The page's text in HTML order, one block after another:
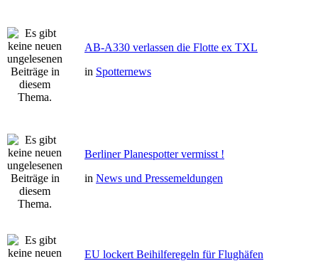
AB-A330 verlassen die Flotte ex TXL
in Spotternews
Berliner Planespotter vermisst !
in News und Pressemeldungen
EU lockert Beihilferegeln für Flughäfen